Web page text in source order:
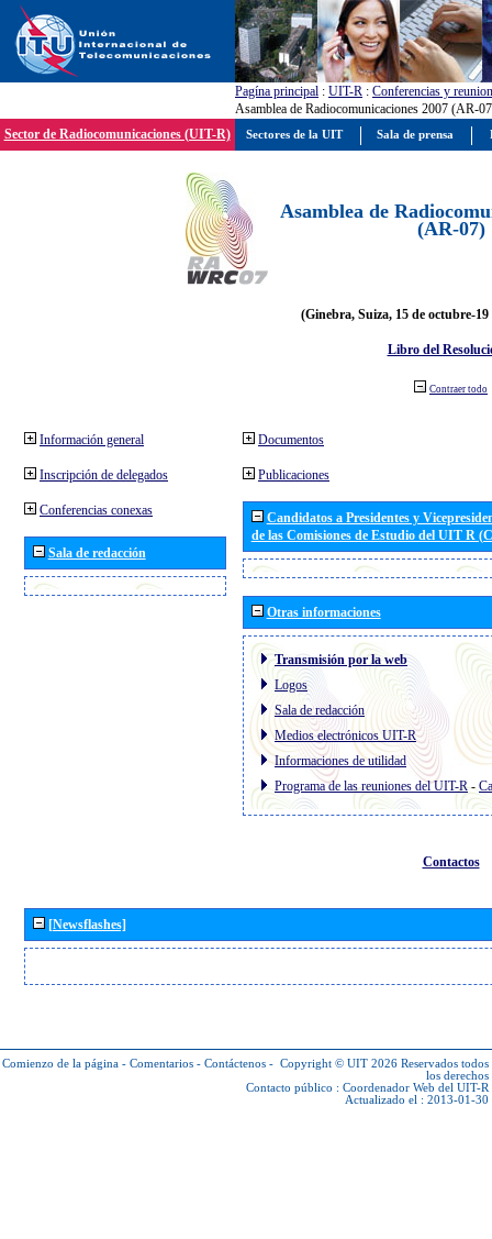
Pagína principal : UIT-R : Conferencias y
Asamblea de Radiocomunicaciones 2007 (AR-
Sector de Radiocomunicaciones (UIT-R)
Asamblea de
(AR-07)
(Ginebra, Suiza, 15 de octubre-19
Libro del
Contraer todo
Información general
Inscripción de delegados
Conferencias conexas
Sala de redacción
Documentos
Publicaciones
Candidatos a Presidentes y
de las Comisiones de Estudio del UIT R
Otras informaciones
Transmisión por la web
Logos
Sala de redacción
Medios electrónicos UIT-R
Informaciones de utilidad
Programa de las reuniones del UIT-R-
Contactos
[Newsflashes]
Comienzo de la página - Comentarios - Contáctenos - Copyright © UIT 2026 Reservados todos
los derechos
Contacto público : Coordenador Web del UIT-R
Actualizado el : 2013-01-30
Sectores de la UIT Sala de prensa